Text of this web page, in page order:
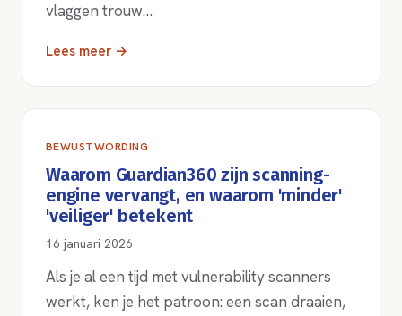
vlaggen trouw…
Lees meer →
BEWUSTWORDING
Waarom Guardian360 zijn scanning-
engine vervangt, en waarom 'minder'
'veiliger' betekent
16 januari 2026
Als je al een tijd met vulnerability scanners
werkt, ken je het patroon: een scan draaien,